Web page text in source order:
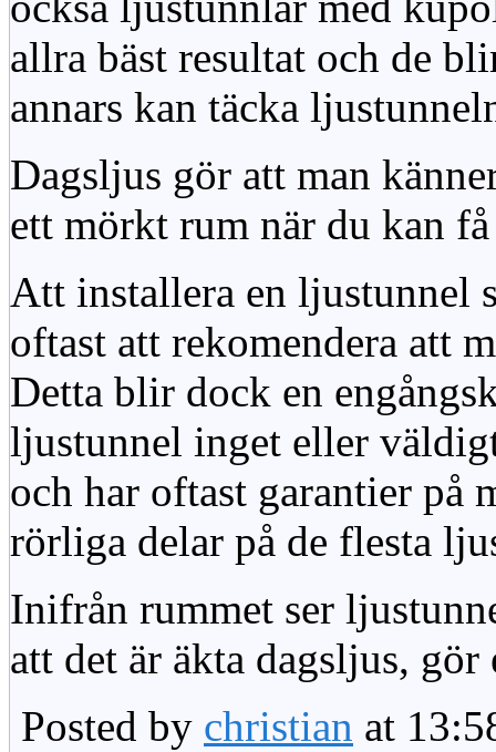
allra bäst resultat och de
annars kan täcka
Dagsljus gör att man
ett mörkt rum när du kan
Att installera en ljustunnel
oftast att rekomendera att
Detta blir dock en
ljustunnel inget eller
och har oftast garantier på
rörliga delar på de flesta
Inifrån rummet ser
att det är äkta dagsljus,
Posted by christian at